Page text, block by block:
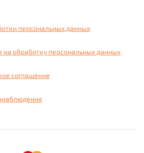
персональных данных
на обработку персональных данных
соглашение